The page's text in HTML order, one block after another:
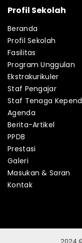
Profil Sekolah
Beranda
Profil Sekolah
Fasilitas
Program Unggulan
Ekstrakurikuler
Staf Pengajar
Staf Tenaga
Agenda
Berita-Artikel
PPDB
Prestasi
Galeri
Masukan & Saran
Kontak